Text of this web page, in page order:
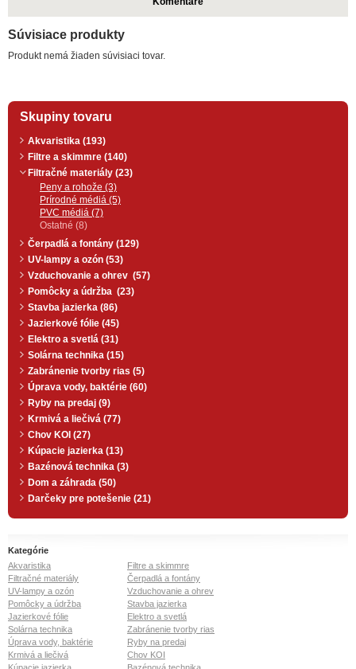
Súvisiace produkty
Produkt nemá žiaden súvisiaci tovar.
Skupiny tovaru
Akvaristika (193)
Filtre a skimmre (140)
Filtračné materiály (23)
Peny a rohože (3)
Prírodné médiá (5)
PVC médiá (7)
Ostatné (8)
Čerpadlá a fontány (129)
UV-lampy a ozón (53)
Vzduchovanie a ohrev (57)
Pomôcky a údržba (23)
Stavba jazierka (86)
Jazierkové fólie (45)
Elektro a svetlá (31)
Solárna technika (15)
Zabránenie tvorby rias (5)
Úprava vody, baktérie (60)
Ryby na predaj (9)
Krmivá a liečivá (77)
Chov KOI (27)
Kúpacie jazierka (13)
Bazénová technika (3)
Dom a záhrada (50)
Darčeky pre potešenie (21)
Kategórie
Akvaristika
Filtre a skimmre
Filtračné materiály
Čerpadlá a fontány
UV-lampy a ozón
Vzduchovanie a ohrev
Pomôcky a údržba
Stavba jazierka
Jazierkové fólie
Elektro a svetlá
Solárna technika
Zabránenie tvorby rias
Úprava vody, baktérie
Ryby na predaj
Krmivá a liečivá
Chov KOI